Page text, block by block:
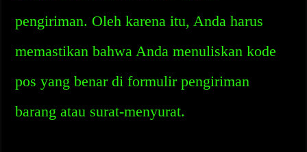
pengiriman. Oleh karena itu, Anda harus
memastikan bahwa Anda menuliskan kode
pos yang benar di formulir pengiriman
barang atau surat-menyurat.